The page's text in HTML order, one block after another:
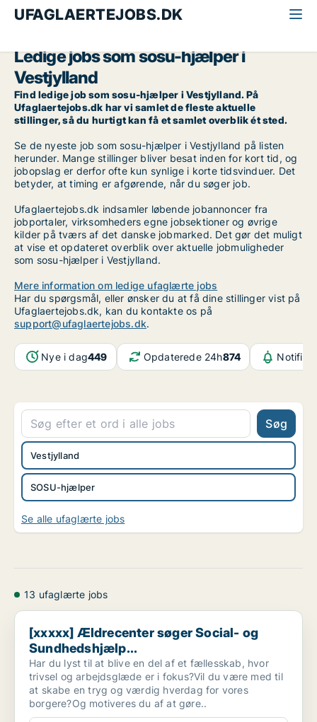
UFAGLAERTEJOBS.DK
Ledige jobs som sosu-hjælper i
Vestjylland
Find ledige job som sosu-hjælper i Vestjylland. På
Ufaglaertejobs.dk har vi samlet de fleste aktuelle
stillinger, så du hurtigt kan få et samlet overblik ét sted.
Se de nyeste job som sosu-hjælper i Vestjylland på listen
herunder. Mange stillinger bliver besat inden for kort tid, og
jobopslag er derfor ofte kun synlige i korte tidsvinduer. Det
betyder, at timing er afgørende, når du søger job.
Ufaglaertejobs.dk indsamler løbende jobannoncer fra
jobportaler, virksomheders egne jobsektioner og øvrige
kilder på tværs af det danske jobmarked. Det gør det muligt
at vise et opdateret overblik over aktuelle jobmuligheder
som sosu-hjælper i Vestjylland.
Mere information om ledige ufaglærte jobs
Har du spørgsmål, eller ønsker du at få dine stillinger vist på
Ufaglaertejobs.dk, kan du kontakte os på
support@ufaglaertejobs.dk.
Nye i dag449 Opdaterede 24h874
Søg
SOSU-hjælper
Vestjylland
Se alle ufaglærte jobs
13 ufaglærte jobs
[xxxxx] Ældrecenter søger Social- og Sundhedshjælp...
[xxxxx] Ældrecenter søger Social- og
Sundhedshjælp...
Har du lyst til at blive en del af et fællesskab, hvor
trivsel og arbejdsglæde er i fokus?Vil du være med til
at skabe en tryg og værdig hverdag for vores
borgere?Og motiveres du af at gøre..